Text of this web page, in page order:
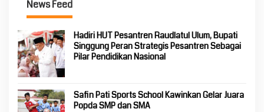
News Feed
Hadiri HUT Pesantren Raudlatul Ulum, Bupati
Singgung Peran Strategis Pesantren Sebagai
Pilar Pendidikan Nasional
Safin Pati Sports School Kawinkan Gelar Juara
Popda SMP dan SMA